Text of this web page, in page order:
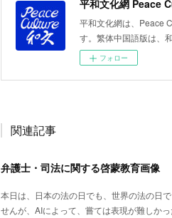
平和文化網は、Peace
す。繁体中国語版は、
フォロー
関連記事
弁護士・司法に関する啓蒙教育画像
本日は、日本の法の日でも、世界の法の日
せんが、AIによって、嘗ては表現が難しか